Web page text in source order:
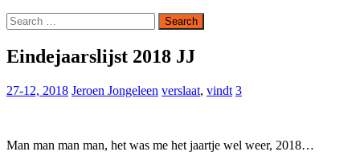
Search
for:
Eindejaarslijst 2018 JJ
27-12, 2018 Jeroen Jongeleen verslaat, vindt 3
Man man man man, het was me het jaartje wel weer, 2018…